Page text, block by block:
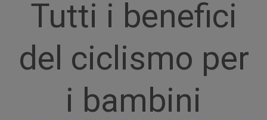
Tutti i benefici
del ciclismo per
i bambini